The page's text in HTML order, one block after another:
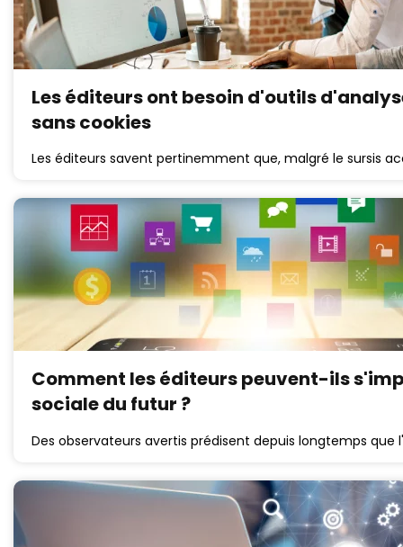
Les éditeurs ont besoin d'outils
sans cookies
Les éditeurs savent pertinemment que, malgré le sursis
Comment les éditeurs peuvent-ils
sociale du futur ?
Des observateurs avertis prédisent depuis longtemps